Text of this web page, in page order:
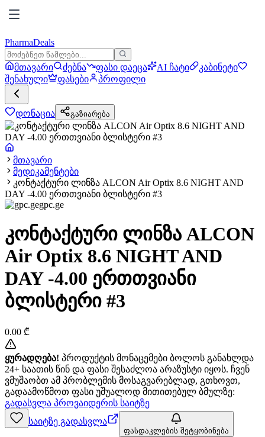
PharmaDeals
მთავარი ძებნა ფასი დაეცა AI ჩატი
კაბინეტი
შენახული
ფასები პროფილი
დონაცია გაზიარება
მთავარი
მედიკამენტები
კონტაქტური ლინზა ALCON Air Optix 8.6 NIGHT AND
DAY -4.00 ერთთვიანი ბლისტერი #3
gpc.ge
კონტაქტური ლინზა ALCON
Air Optix 8.6 NIGHT AND
DAY -4.00 ერთთვიანი
ბლისტერი #3
0.00 ₾
ყურადღება! პროდუქტის მონაცემები ბოლოს განახლდა
24+ საათის წინ და ფასი შესაძლოა არაზუსტი იყოს. ჩვენ
ვმუშაობთ ამ პრობლემის მოსაგვარებლად, გთხოვთ,
გადაამოწმოთ ფასი უშუალოდ მითითებულ ბმულზე:
გადასვლა პროვაიდერის საიტზე
საიტზე გადასვლა
ფასდაკლების შეტყობინება